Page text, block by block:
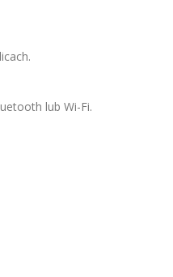
lub Wi-Fi.